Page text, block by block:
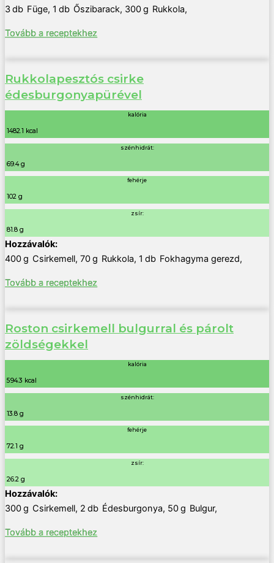
3db Füge, 1 db Őszibarack, 300g Rukkola,
Tovább a receptekhez
Rukkolapesztós csirke
édesburgonyapürével
kalória
1482.1 kcal
szénhidrát:
69.4 g
fehérje
102 g
zsír:
81.8 g
400g Csirkemell, 70g Rukkola, 1 db Fokhagyma gerezd,
Tovább a receptekhez
Roston csirkemell bulgurral és párolt
zöldségekkel
kalória
594.3 kcal
szénhidrát:
13.8 g
fehérje
72.1 g
zsír:
26.2 g
300g Csirkemell, 2 db Édesburgonya, 50g Bulgur,
Tovább a receptekhez